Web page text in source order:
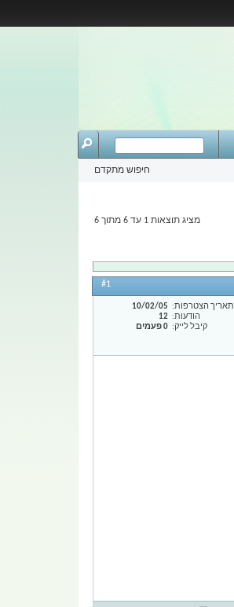
חיפוש מתקדם
מציג תוצאות 1 עד 6 מתוך 6
#1
תאריך הצטרפות
10/02/05
הודעות
12
קיבל לייק
0 פעמים